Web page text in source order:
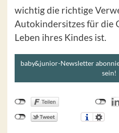
wichtig die richtige
Autokindersitzes für die
Leben ihres Kindes ist.
baby&junior-Newsletter
sein!